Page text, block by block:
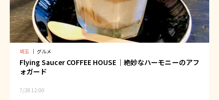
埼玉 ｜ グルメ
Flying Saucer COFFEE HOUSE｜絶妙なハーモニーのアフ
ォガード
7/28 12:00